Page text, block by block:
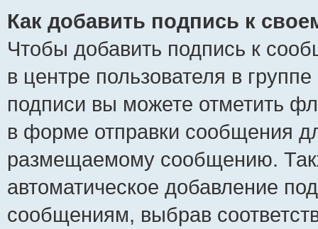
Как добавить подпись к
Чтобы добавить подпись к
в центре пользователя в
подписи вы можете отметить
в форме отправки сообщения
размещаемому сообщению.
автоматическое добавление
сообщениям, выбрав